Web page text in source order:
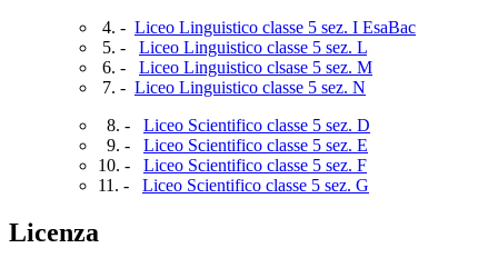
4. - Liceo Linguistico classe 5 sez. I EsaBac
5. - Liceo Linguistico classe 5 sez. L
6. - Liceo Linguistico clsase 5 sez. M
7. - Liceo Linguistico classe 5 sez. N
8. - Liceo Scientifico classe 5 sez. D
9. - Liceo Scientifico classe 5 sez. E
10. - Liceo Scientifico classe 5 sez. F
11. - Liceo Scientifico classe 5 sez. G
Licenza